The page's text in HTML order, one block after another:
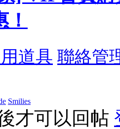
道具 聯絡管
Smilies
才可以回帖